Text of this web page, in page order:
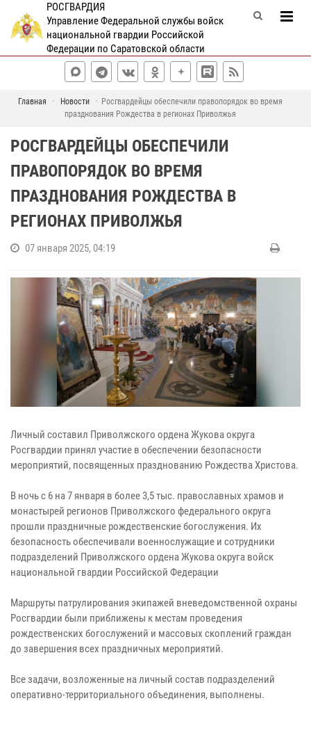
РОСГВАРДИЯ
Управление Федеральной службы войск
национальной гвардии Российской
Федерации по Саратовской области
Главная Новости
Росгвардейцы обеспечили правопорядок во время
празднования Рождества в регионах Приволжья
РОСГВАРДЕЙЦЫ ОБЕСПЕЧИЛИ
ПРАВОПОРЯДОК ВО ВРЕМЯ
ПРАЗДНОВАНИЯ РОЖДЕСТВА В
РЕГИОНАХ ПРИВОЛЖЬЯ
07 января 2025, 04:19
Личный составил Приволжского ордена Жукова округа
Росгвардии принял участие в обеспечении безопасности
мероприятий, посвященных празднованию Рождества Христова.
В ночь с 6 на 7 января в более 3,5 тыс. православных храмов и
монастырей регионов Приволжского федерального округа
прошли праздничные рождественские богослужения. Их
безопасность обеспечивали военнослужащие и сотрудники
подразделений Приволжского ордена Жукова округа войск
национальной гвардии Российской Федерации
Маршруты патрулирования экипажей вневедомственной охраны
Росгвардии были приближены к местам проведения
рождественских богослужений и массовых скоплений граждан
до завершения всех праздничных мероприятий.
Все задачи, возложенные на личный состав подразделений
оперативно-территориального объединения, выполнены.